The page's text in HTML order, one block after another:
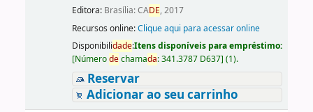
Editora: Brasília: CADE, 2017
Recursos online:Clique aqui para acessar online
Disponibilidade:Itens disponíveis para empréstimo:
[Númerodechamada:341.3787 D637] (1).
Reservar
Adicionar ao seu carrinho